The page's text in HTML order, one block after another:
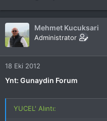
Mehmet Kucuksari
Administrator
18 Eki 2012
Ynt: Gunaydin Forum
YUCEL' Alıntı: